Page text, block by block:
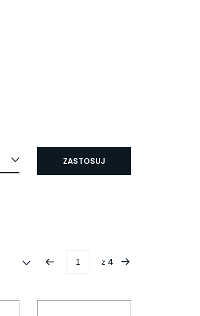
ZASTOSUJ
z 4